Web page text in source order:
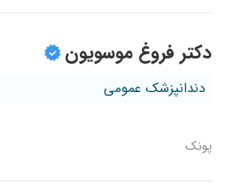
دکتر فروغ موسویون
دندانپزشک عمومی
پونک